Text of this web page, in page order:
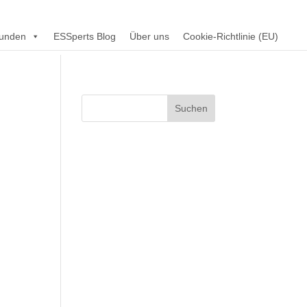
ESSperts Blog Über uns Cookie-Richtlinie (EU)